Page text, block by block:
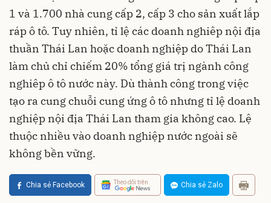
1 và 1.700 nhà cung cấp 2, cấp 3 cho sản xuất lắp
ráp ô tô. Tuy nhiên, tỉ lệ các doanh nghiêp nội địa
thuần Thái Lan hoặc doanh nghiệp do Thái Lan
làm chủ chỉ chiếm 20% tổng giá trị ngành công
nghiêp ô tô nước này. Dù thành công trong việc
tạo ra cung chuỗi cung ứng ô tô nhưng tỉ lệ doanh
nghiệp nội địa Thái Lan tham gia không cao. Lệ
thuộc nhiều vào doanh nghiệp nước ngoài sẽ
không bền vững.
Chia sẻ Facebook Theo dõi trên Chia sẻ Zalo